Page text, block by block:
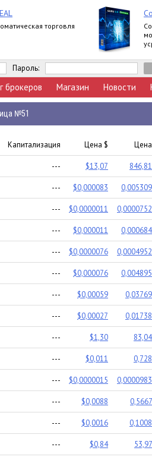
торговля
Пароль:
брокеров Магазин Новости
№51
Капитализация Цена $
--- $13,07
--- $0,000083
--- $0,0000011
--- $0,000011
--- $0,0000076
--- $0,000076
--- $0,00059
--- $0,00027
--- $1,30
--- $0,011
--- $0,0000015
--- $0,0088
--- $0,0016
--- $0,84